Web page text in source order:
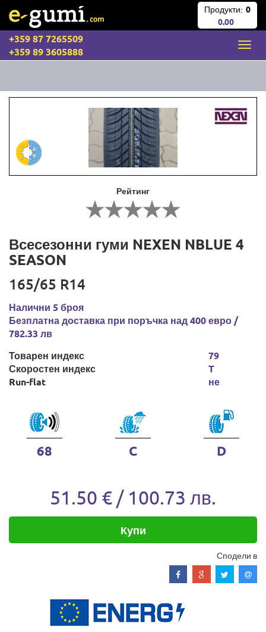
Продукти: 0
0.00
+359 87 7265509
+359 89 3605888
Рейтинг
Всесезонни гуми NEXEN NBLUE 4
SEASON
165/65 R14
Налични 5 броя
Безплатна доставка при поръчка над 400 евро /
782.33 лв
Товарен индекс
Скоростен индекс
Run-flat
79
T
не
68 C D
51.50 € / 100.73 лв.
Купи
Сподели в